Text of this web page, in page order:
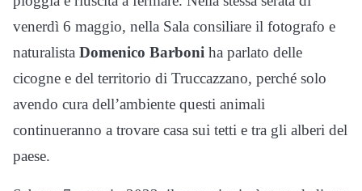
venerdì 6 maggio, nella Sala consiliare il fotografo e
naturalista Domenico Barboni ha parlato delle
cicogne e del territorio di Truccazzano, perché solo
avendo cura dell’ambiente questi animali
continueranno a trovare casa sui tetti e tra gli alberi del
paese.